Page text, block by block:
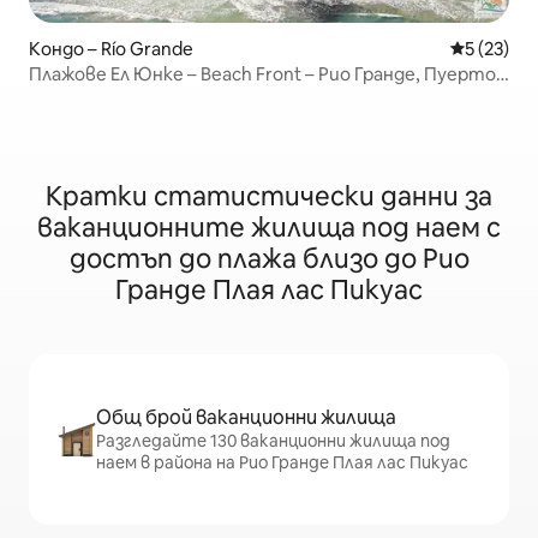
Кондо – Río Grande Средна
5 (23)
Плажове Ел Юнке – Beach Front – Рио Гранде, Пуерто
Кратки статистически данни за
ваканционните жилища под наем с
достъп до плажа близо до Рио
Гранде Плая лас Пикуас
Общ брой ваканционни жилища
Разгледайте 130 ваканционни жилища под
наем в района на Рио Гранде Плая лас Пикуас